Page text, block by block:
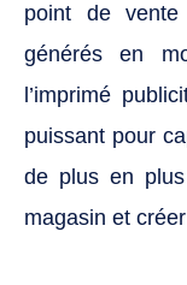
point de
générés en
l’imprimé
puissant pour
de plus en
magasin et